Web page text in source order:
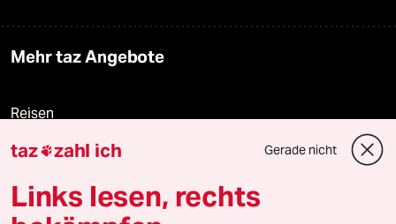
Mehr taz Angebote
Reisen
Kantine
Shop
taz zahl ich Gerade nicht
Links lesen, rechts